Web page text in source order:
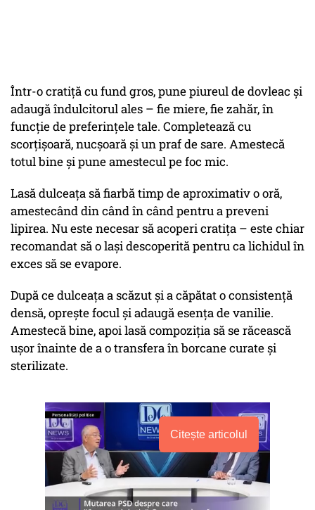
Într-o cratiță cu fund gros, pune piureul de dovleac și
adaugă îndulcitorul ales – fie miere, fie zahăr, în
funcție de preferințele tale. Completează cu
scorțișoară, nucșoară și un praf de sare. Amestecă
totul bine și pune amestecul pe foc mic.
Lasă dulceața să fiarbă timp de aproximativ o oră,
amestecând din când în când pentru a preveni
lipirea. Nu este necesar să acoperi cratița – este chiar
recomandat să o lași descoperită pentru ca lichidul în
exces să se evapore.
După ce dulceața a scăzut și a căpătat o consistență
densă, oprește focul și adaugă esența de vanilie.
Amestecă bine, apoi lasă compoziția să se răcească
ușor înainte de a o transfera în borcane curate și
sterilizate.
Citește articolul